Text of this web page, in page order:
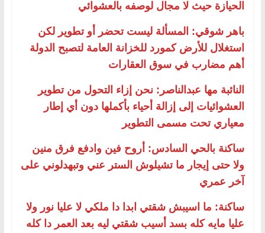
الحيازة حيث لا مجال لوصفه بالعشوائي
باهر شوقي: المسألة ليست تحضر أو تطوير لكن
استغلال للأرض كمورد للخزانة العامة لتصبح الدولة
أهم مضارب في سوق العقارات
النائبة مها عبدالناصر: نحن إزاء التحول من تطوير
العشوائيات إلى إزالة أحياء بأكملها دون أي إطار
معياري تحت مسمى التطوير
ساكنة بالحي السادس: أروح فين وادفع فرق منين
ولا حتى إيجار ما تشيلوش الستر عني وتبهدلوني على
آخر عمري
ساكنة: ما اسيبش شقتي ابدا دا ملكي لا عليا نور ولا
عليا مايه كله بسد أسيب شقتي ليه بعد العمر دا كله